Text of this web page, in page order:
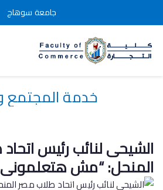
جامعة سوهاج
خدمة المجتمع
الشيحى لنائب رئيس
المنحل: “مش هتعلمونى